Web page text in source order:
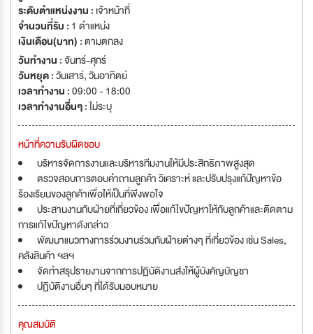
ระดับตำแหน่งงาน : เจ้าหน้าที่
จำนวนที่รับ : 1 ตำแหน่ง
เงินเดือน(บาท) :ตามตกลง
วันทำงาน :จันทร์-ศุกร์
วันหยุด :วันเสาร์,วันอาทิตย์
เวลาทำงาน :09:00 - 18:00
เวลาทำงานอื่นๆ :ไม่ระบุ
หน้าที่ความรับผิดชอบ
บริหารจัดการงานและบริหารทีมงานให้มีประสิทธิภาพสูงสุด
ตรวจสอบการตอบคำถามลูกค้า วิเคราะห์ และปรับปรุงแก้ปัญหาข้อ
ร้องเรียนของลูกค้าเพื่อให้เป็นที่พึงพอใจ
ประสานงานกับฝ่ายที่เกี่ยวข้อง เพื่อแก้ไขปัญหาให้กับลูกค้าและติดตาม
การแก้ไขปัญหาดังกล่าว
พัฒนาแนวทางการร่วมงานร่วมกับฝ่ายต่างๆ ที่เกี่ยวข้อง เช่น Sales,
คลังสินค้า ฯลฯ
จัดทำสรุปรายงานจากการปฏิบัติงานส่งให้ผู้บังคัญบัญชา
ปฏิบัติงานอื่นๆ ที่ได้รับมอบหมาย
คุณสมบัติ